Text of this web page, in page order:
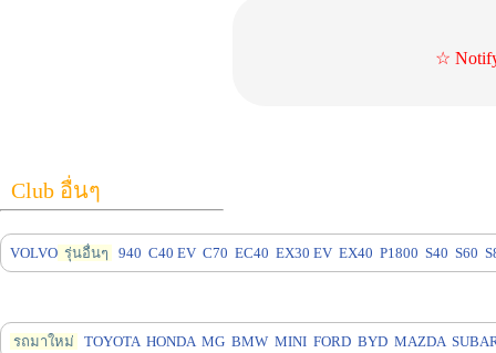
☆
Club อื่นๆ
VOLVO รุ่นอื่นๆ 940 C40 EV C70 EC40 EX30 EV EX40 P1800 S40 S60
รถมาใหม่ TOYOTA HONDA MG BMW MINI FORD BYD MAZDA